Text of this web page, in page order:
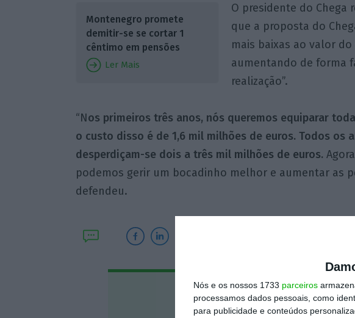
Nós e os nossos 1733 parceiros
processamos dados pessoais, como
para publicidade e conteúdos
Montenegro promete
demitir-se se cortar 1
cêntimo em pensões
Ler Mais
O presidente do Chega
que a proposta do
mais baixas ao valor
aumentando de forma
realização”.
“Nos primeiros três anos, nós queremos equiparar
o custo disso é de 1,6 mil milhões de euros. Todos os
desperdiçam-se dois a três mil milhões de euros.
podemos gerir um bocadinho melhor e aumentar as
defendeu.
Assine o ECO